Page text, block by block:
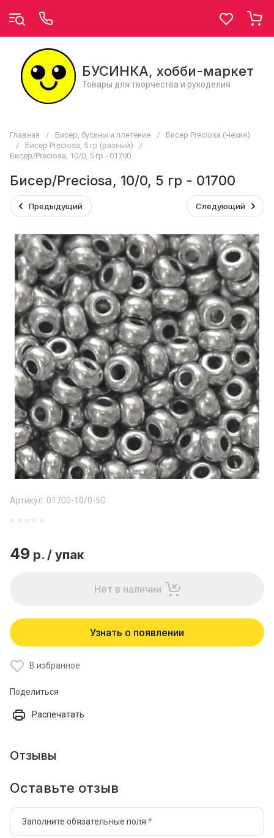
БУСИНКА, хобби-маркет
Товары для творчества и рукоделия
Главная / Бисер, бусины и плетение /
Бисер Preciosa (Чехия)
/
Бисер Preciosa, 5 гр (разный)
/
Бисер/Preciosa, 10/0, 5 гр - 01700
Бисер/Preciosa, 10/0, 5 гр - 01700
Предыдущий Следующий
Артикул: 01700-10/0-5G
49 р. / упак
Нет в наличии
Узнать о появлении
В избранное
Поделиться
Распечатать
Отзывы
Оставьте отзыв
Заполните обязательные поля *